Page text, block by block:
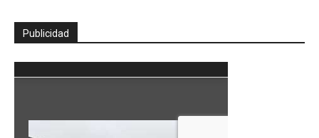
Publicidad